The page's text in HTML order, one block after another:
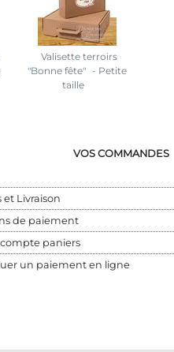
Valisette terroirs
"Bonne fête" - Petite
taille
VOS COMMANDES
et Livraison
de paiement
paniers
un paiement en ligne